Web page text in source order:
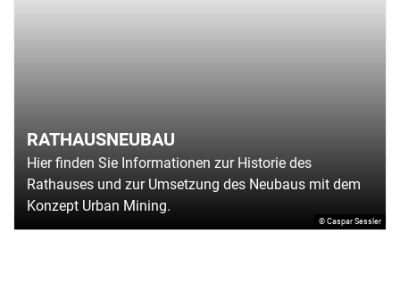
© Caspar Sessler
RATHAUSNEUBAU
Hier finden Sie Informationen zur Historie des
Rathauses und zur Umsetzung des Neubaus mit dem
Konzept Urban Mining.